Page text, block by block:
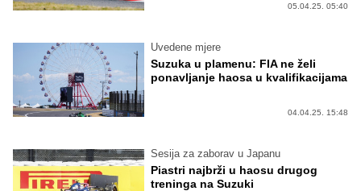
05.04.25. 05:40
Uvedene mjere
Suzuka u plamenu: FIA ne želi
ponavljanje haosa u kvalifikacijama
04.04.25. 15:48
Sesija za zaborav u Japanu
Piastri najbrži u haosu drugog
treninga na Suzuki